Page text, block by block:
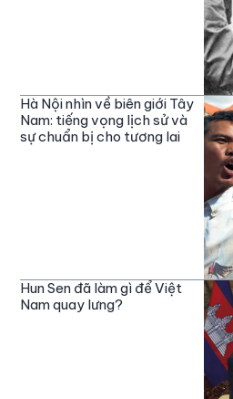
Hà Nội nhìn về biên giới Tây
Nam: tiếng vọng lịch sử và
sự chuẩn bị cho tương lai
Hun Sen đã làm gì để Việt
Nam quay lưng?